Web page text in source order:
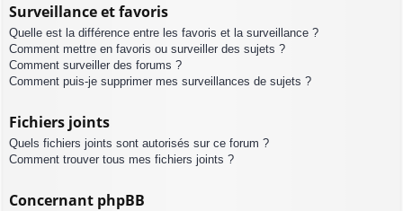
Surveillance et favoris
Quelle est la différence entre les favoris et la surveillance ?
Comment mettre en favoris ou surveiller des sujets ?
Comment surveiller des forums ?
Comment puis-je supprimer mes surveillances de sujets ?
Fichiers joints
Quels fichiers joints sont autorisés sur ce forum ?
Comment trouver tous mes fichiers joints ?
Concernant phpBB